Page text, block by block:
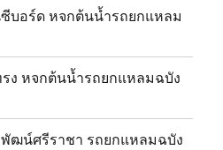
บอร์ด หจกต้นน้ำรถยกแหลม
ง หจกต้นน้ำรถยกแหลมฉบัง
พัฒน์ศรีราชา รถยกแหลมฉบัง